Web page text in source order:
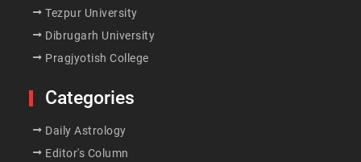
Tezpur University
Dibrugarh University
Pragjyotish College
Categories
Daily Astrology
Editor's Column